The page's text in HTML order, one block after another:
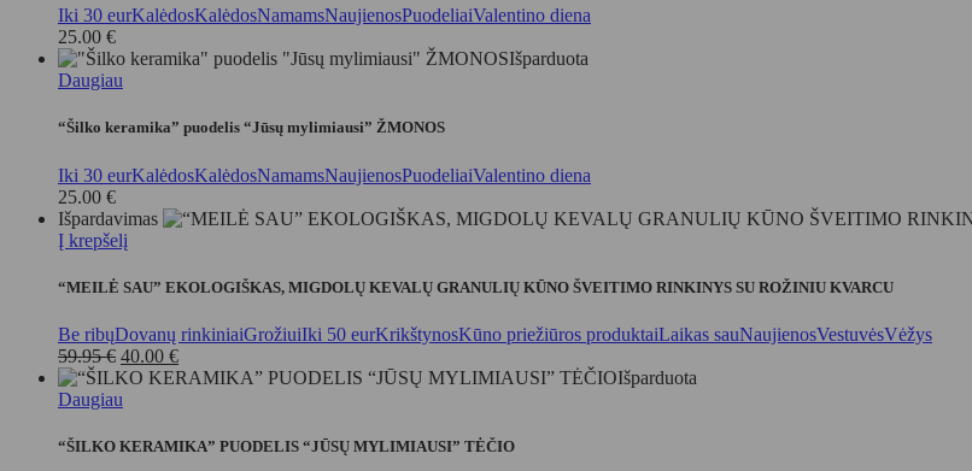
Iki 30 eurKalėdosKalėdosNamamsNaujienosPuodeliaiValentino diena
25.00 €
Išparduota
Daugiau
“Šilko keramika” puodelis “Jūsų mylimiausi” ŽMONOS
Iki 30 eurKalėdosKalėdosNamamsNaujienosPuodeliaiValentino diena
25.00 €
Išpardavimas
Į krepšelį
“MEILĖ SAU” EKOLOGIŠKAS, MIGDOLŲ KEVALŲ GRANULIŲ KŪNO ŠVEITIMO RINKINYS SU ROŽINIU KVARCU
Be ribųDovanų rinkiniaiGrožiuiIki 50 eurKrikštynosKūno priežiūros produktaiLaikas sauNaujienosVestuvėsVėžys
59.95€ Original
price
was:
40.00 €Current
price
Išparduota
Daugiau
“ŠILKO KERAMIKA” PUODELIS “JŪSŲ MYLIMIAUSI” TĖČIO